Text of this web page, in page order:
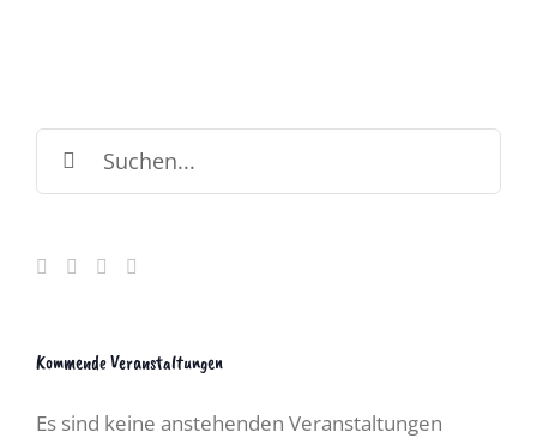
Sports“
Kommende Veranstaltungen
Es sind keine anstehenden Veranstaltungen